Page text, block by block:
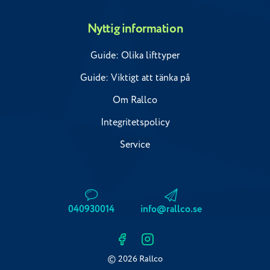
Nyttig information
Guide: Olika lifttyper
Guide: Viktigt att tänka på
Om Rallco
Integritetspolicy
Service
040930014 info@rallco.se
© 2026 Rallco